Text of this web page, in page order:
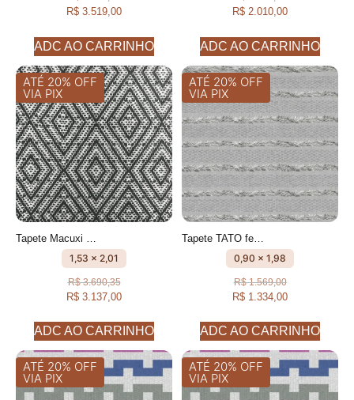
R$ 3.519,00
ADC AO CARRINHO
R$ 2.010,00
ADC AO CARRINHO
ATÉ 20% OFF
VIA PIX
1,53 x 2,01
R$3.690,35
R$ 3.137,00
ADC AO CARRINHO
ATÉ 20% OFF
VIA PIX
0,90 x 1,98
R$1.569,00
R$ 1.334,00
ADC AO CARRINHO
ATÉ 20% OFF
VIA PIX
ATÉ 20% OFF
VIA PIX